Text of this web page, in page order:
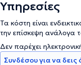
Υπηρεσίες
Τα κόστη είναι
την επίσκεψη ανάλογα
Δεν παρέχει
Συνδέσου για να